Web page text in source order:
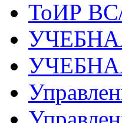
ТоИР